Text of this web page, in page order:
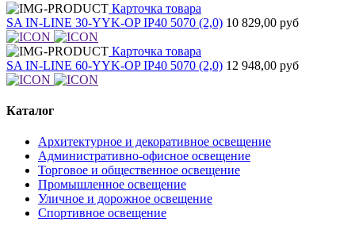
Карточка товара
SA IN-LINE 30-YYK-OP IP40 5070 (2,0) 10 829,00 руб
Карточка товара
SA IN-LINE 60-YYK-OP IP40 5070 (2,0) 12 948,00 руб
Каталог
Архитектурное и декоративное освещение
Административно-офисное освещение
Торговое и общественное освещение
Промышленное освещение
Уличное и дорожное освещение
Спортивное освещение